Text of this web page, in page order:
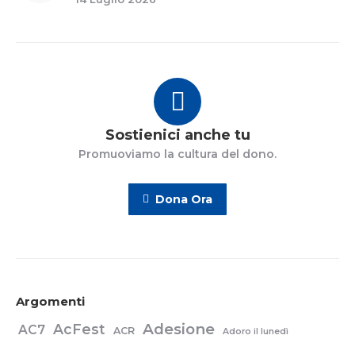
Sostienici anche tu
Promuoviamo la cultura del dono.
Dona Ora
Argomenti
AC7 AcFest ACR Adesione Adoro il lunedì